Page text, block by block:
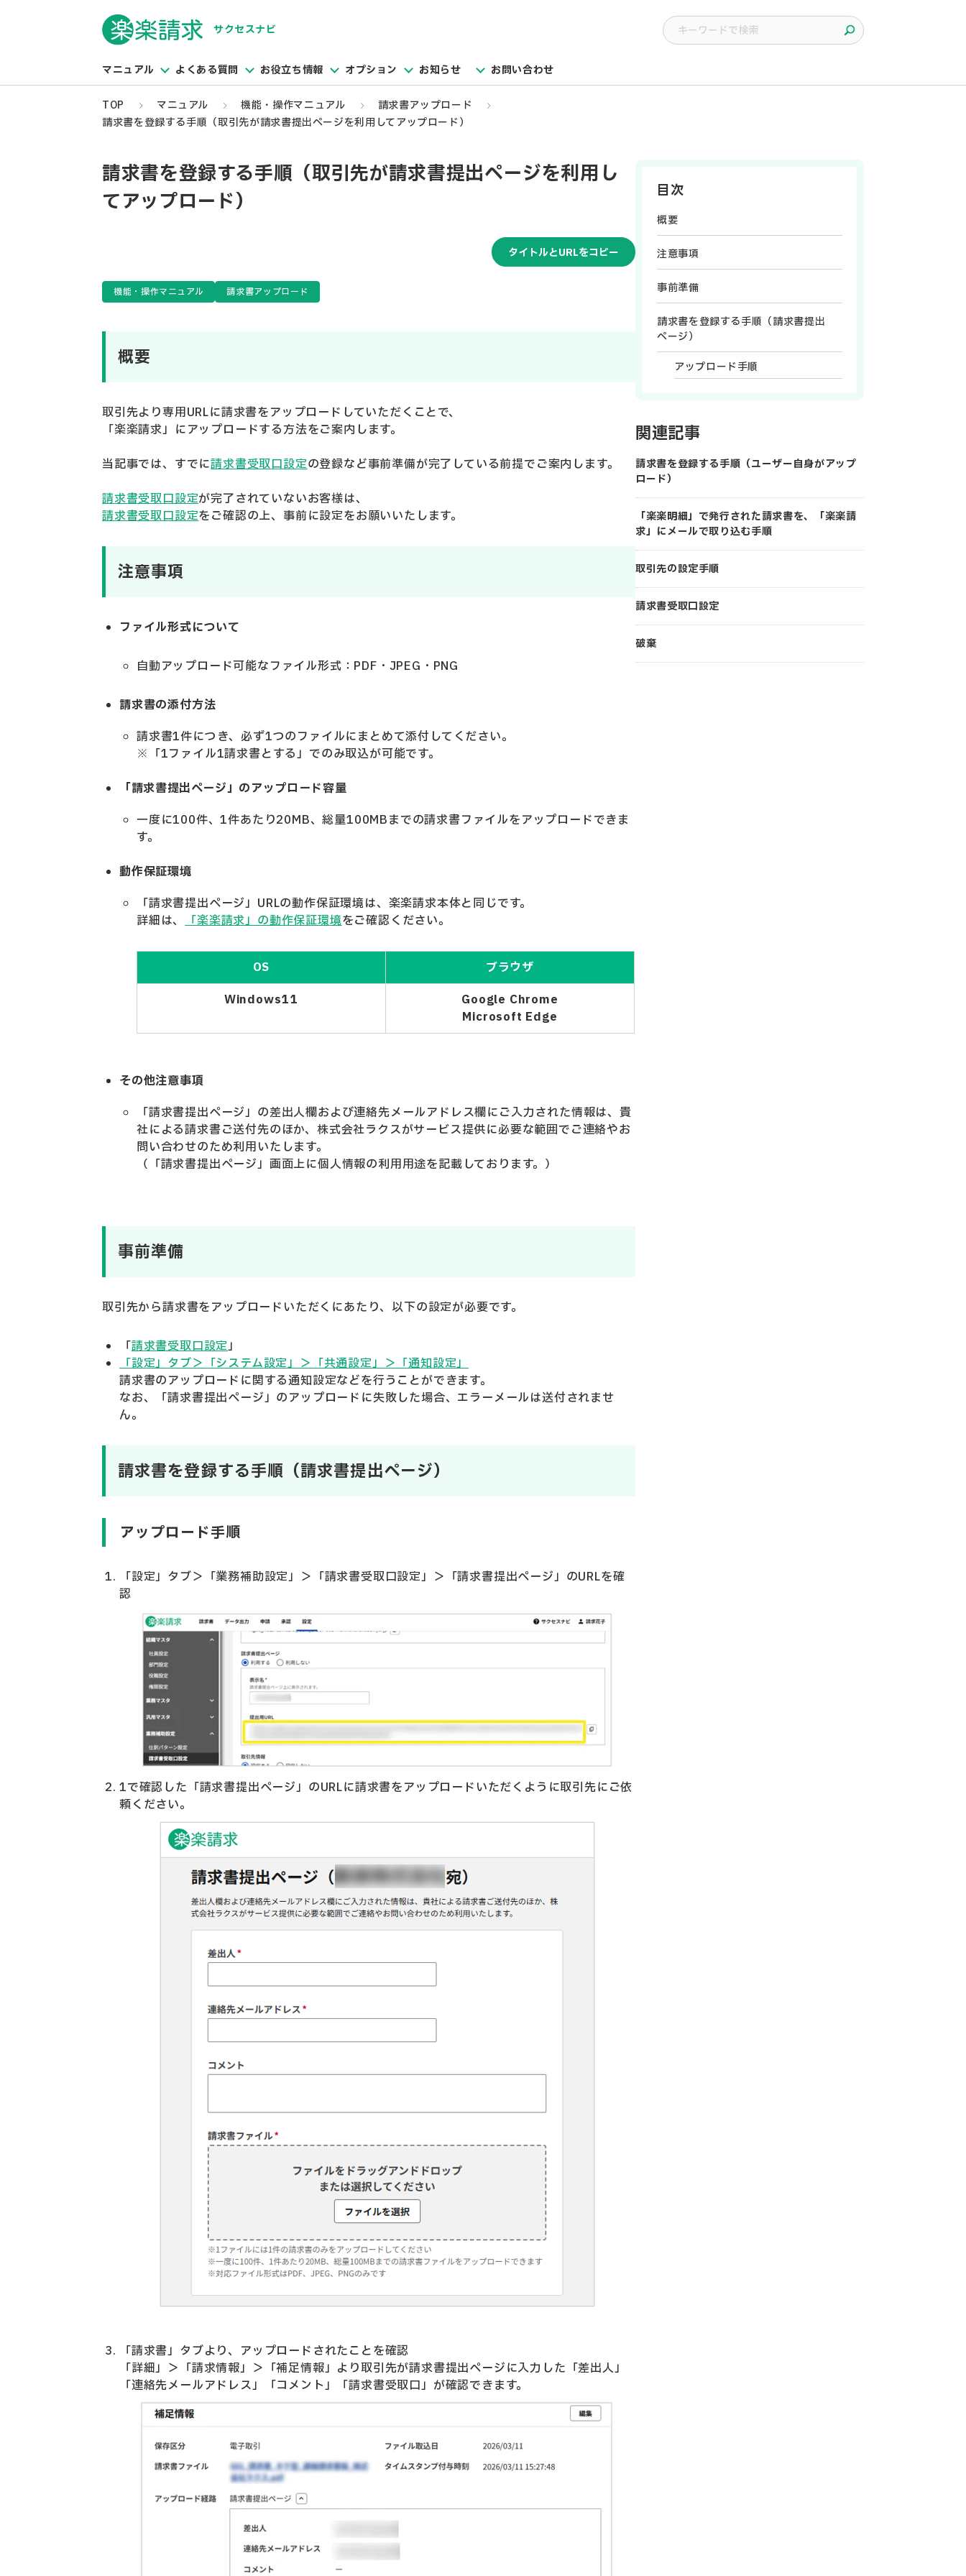
サクセスナビ
マニュアル よくある質問 お役立ち情報 オプション お知らせ お問い合わせ
TOP マニュアル 機能・操作マニュアル
請求書アップロード
請求書を登録する手順（取引先が請求書提出ページを利用してアップロード）
請求書を登録する手順（取引先が請求書提出ページを利用し
てアップロード）
タイトルとURLをコピー
機能・操作マニュアル 請求書アップロード
概要
取引先より専用URLに請求書をアップロードしていただくことで、
「楽楽請求」にアップロードする方法をご案内します。
当記事では、すでに請求書受取口設定の登録など事前準備が完了している前提でご案内します。
請求書受取口設定が完了されていないお客様は、
請求書受取口設定をご確認の上、事前に設定をお願いいたします。
注意事項
ファイル形式について
自動アップロード可能なファイル形式：PDF・JPEG・PNG
請求書の添付方法
請求書1件につき、必ず1つのファイルにまとめて添付してください。
※「1ファイル1請求書とする」でのみ取込が可能です。
「請求書提出ページ」のアップロード容量
一度に100件、1件あたり20MB、総量100MBまでの請求書ファイルをアップロードできま
す。
動作保証環境
「請求書提出ページ」URLの動作保証環境は、楽楽請求本体と同じです。
詳細は、「楽楽請求」の動作保証環境をご確認ください。
OS
ブラウザ
Windows11
Google Chrome
Microsoft Edge
その他注意事項
「請求書提出ページ」の差出人欄および連絡先メールアドレス欄にご入力された情報は、貴
社による請求書ご送付先のほか、株式会社ラクスがサービス提供に必要な範囲でご連絡やお
問い合わせのため利用いたします。
（「請求書提出ページ」画面上に個人情報の利用用途を記載しております。）
事前準備
取引先から請求書をアップロードいただくにあたり、以下の設定が必要です。
「請求書受取口設定」
「設定」タブ＞「システム設定」＞「共通設定」＞「通知設定」
請求書のアップロードに関する通知設定などを行うことができます。
なお、「請求書提出ページ」のアップロードに失敗した場合、エラーメールは送付されませ
ん。
請求書を登録する手順（請求書提出ページ）
アップロード手順
「設定」タブ＞「業務補助設定」＞「請求書受取口設定」＞「請求書提出ページ」のURLを確
認
1で確認した「請求書提出ページ」のURLに請求書をアップロードいただくように取引先にご依
頼ください。
「請求書」タブより、アップロードされたことを確認
「詳細」＞「請求情報」＞「補足情報」より取引先が請求書提出ページに入力した「差出人」
「連絡先メールアドレス」「コメント」「請求書受取口」が確認できます。
目次
概要
注意事項
事前準備
請求書を登録する手順（請求書提出
ページ）
アップロード手順
関連記事
請求書を登録する手順（ユーザー自身がアップ
ロード）
「楽楽明細」で発行された請求書を、「楽楽請
求」にメールで取り込む手順
取引先の設定手順
請求書受取口設定
破棄